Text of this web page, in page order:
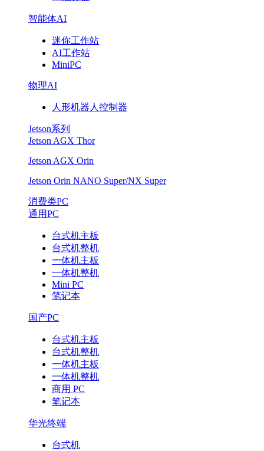
智能体AI
迷你工作站
AI工作站
MiniPC
物理AI
人形机器人控制器
Jetson系列
Jetson AGX Thor
Jetson AGX Orin
Jetson Orin NANO Super/NX Super
消费类PC
通用PC
台式机主板
台式机整机
一体机主板
一体机整机
Mini PC
笔记本
国产PC
台式机主板
台式机整机
一体机主板
一体机整机
商用 PC
笔记本
华光终端
台式机